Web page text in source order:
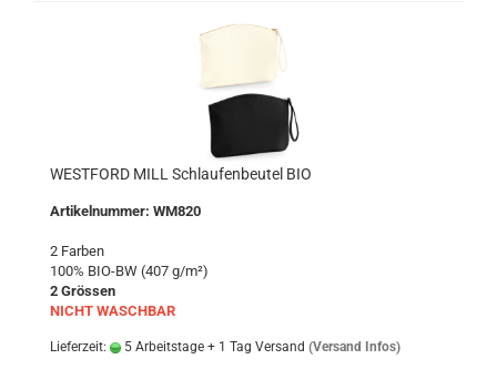
WESTFORD MILL Schlaufenbeutel BIO
Artikelnummer: WM820
2 Farben
100% BIO-BW (407 g/m²)
2 Grössen
NICHT WASCHBAR
Lieferzeit: 5 Arbeitstage + 1 Tag Versand (Versand Infos)